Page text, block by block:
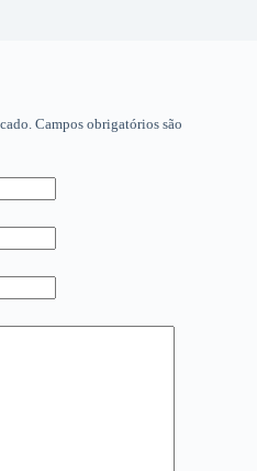
Campos obrigatórios são